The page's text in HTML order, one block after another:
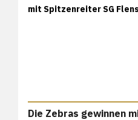
mit Spitzenreiter SG
Die Zebras gewinnen